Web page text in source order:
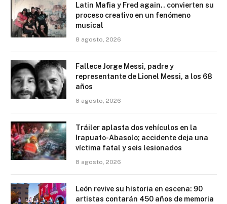
Latin Mafia y Fred again.. convierten su
proceso creativo en un fenómeno
musical
8 agosto, 2026
Fallece Jorge Messi, padre y
representante de Lionel Messi, a los 68
años
8 agosto, 2026
Tráiler aplasta dos vehículos en la
Irapuato-Abasolo; accidente deja una
víctima fatal y seis lesionados
8 agosto, 2026
León revive su historia en escena: 90
artistas contarán 450 años de memoria